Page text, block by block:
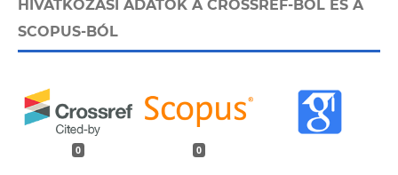
HIVATKOZÁSI ADATOK A CROSSREF-BŐL ÉS A
SCOPUS-BÓL
0 0